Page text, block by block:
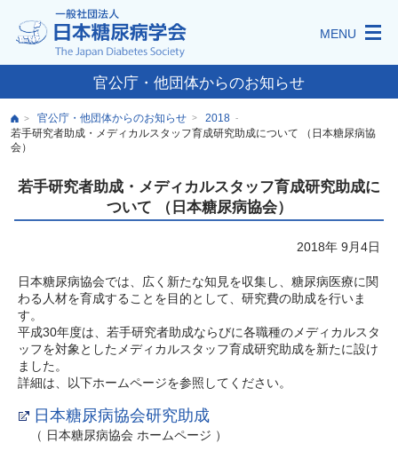
MENU
官公庁・他団体からのお知らせ
> 官公庁・他団体からのお知らせ > 2018 -
若手研究者助成・メディカルスタッフ育成研究助成について （日本糖尿病協
会）
若手研究者助成・メディカルスタッフ育成研究助成に
ついて （日本糖尿病協会）
2018年 9月4日
日本糖尿病協会では、広く新たな知見を収集し、糖尿病医療に関
わる人材を育成することを目的として、研究費の助成を行いま
す。
平成30年度は、若手研究者助成ならびに各職種のメディカルスタ
ッフを対象としたメディカルスタッフ育成研究助成を新たに設け
ました。
詳細は、以下ホームページを参照してください。
日本糖尿病協会研究助成
（ 日本糖尿病協会 ホームページ ）